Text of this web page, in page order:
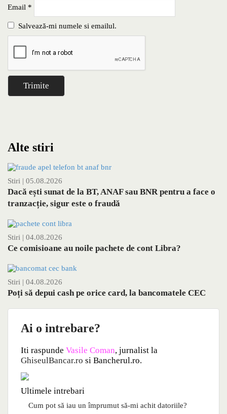
Email *
Salvează-mi numele si emailul.
Alte stiri
Stiri | 05.08.2026
Dacă ești sunat de la BT, ANAF sau BNR pentru a face o
tranzacție, sigur este o fraudă
Stiri | 04.08.2026
Ce comisioane au noile pachete de cont Libra?
Stiri | 04.08.2026
Poți să depui cash pe orice card, la bancomatele CEC
Ai o intrebare?
Iti raspunde Vasile Coman, jurnalist la
GhiseulBancar.ro si Bancherul.ro.
Ultimele intrebari
Cum pot să iau un împrumut să-mi achit datoriile?